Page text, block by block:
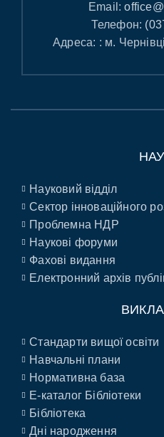
Email:
Телефон:
Адреса: : м.
Науковий відділ
Сектор інноваційного
Проблемна НДР
Наукові форуми
Фахові видання
Електронний архів
Стандарти вищої освіти
Навчальні плани
Нормативна база
E-каталог Бібліотеки
Бібліотека
Дні народження